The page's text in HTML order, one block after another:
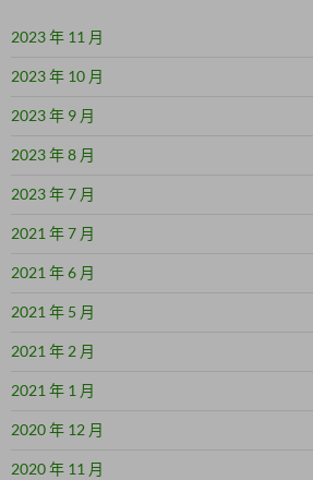
2023 年 11 月
2023 年 10 月
2023 年 9 月
2023 年 8 月
2023 年 7 月
2021 年 7 月
2021 年 6 月
2021 年 5 月
2021 年 2 月
2021 年 1 月
2020 年 12 月
2020 年 11 月